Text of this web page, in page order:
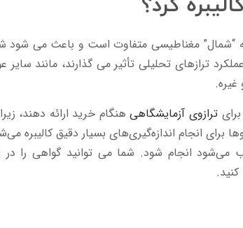
“شمال” مغناطیسی متفاوت است و باعث می شود
ترازهای تحلیلی تأثیر می گذارند، مانند سایر
ترازوی آزمایشگاهیهنگام خرید ارائه دهند،
انجام اندازه‌گیری‌های بسیار دقیق کالیبره
می‌شود انجام شود. شما می توانید گواهی را در